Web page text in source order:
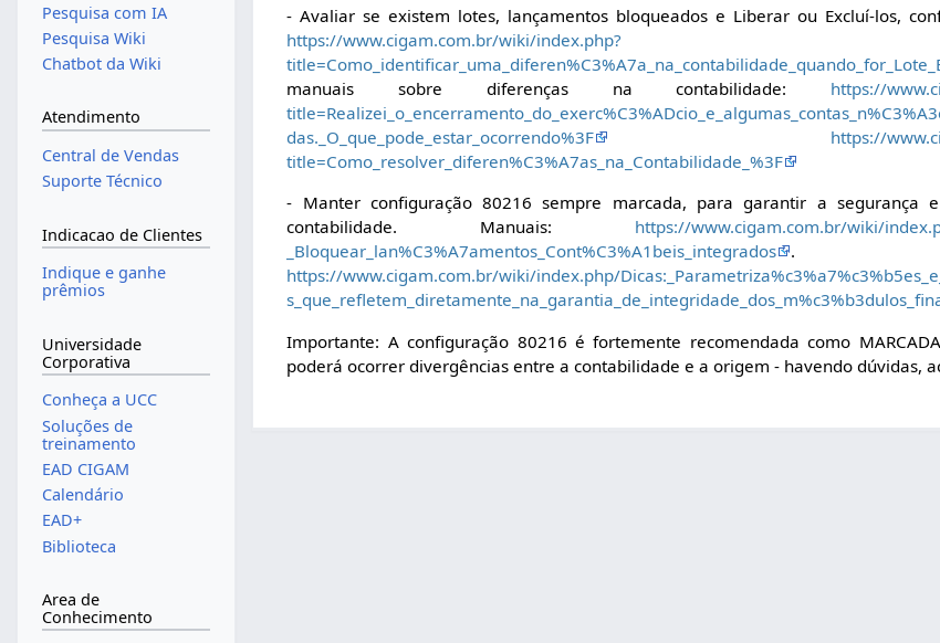
- Avaliar se existem lotes, lançamentos bloqueados e Liberar ou Excluí-los,
https://www.cigam.com.br/wiki/index.php?
manuais sobre diferenças na contabilidade: https://
das._O_que_pode_estar_ocorrendo%3F
https://
title=Como_resolver_diferen%C3%A7as_na_Contabilidade_%3F
- Manter configuração 80216 sempre marcada, para garantir a segurança
contabilidade. Manuais: https://www.cigam.com.br/wiki/
_Bloquear_lan%C3%A7amentos_Cont%C3%A1beis_integrados
.
https://www.cigam.com.br/wiki/index.php/
Importante: A configuração 80216 é fortemente recomendada como
poderá ocorrer divergências entre a contabilidade e a origem - havendo dúvidas,
Pesquisa com IA
Pesquisa Wiki
Chatbot da Wiki
Atendimento
Central de Vendas
Suporte Técnico
Indicacao de Clientes
Indique e ganhe
prêmios
Universidade
Corporativa
Conheça a UCC
Soluções de
treinamento
EAD CIGAM
Calendário
EAD+
Biblioteca
Area de
Conhecimento